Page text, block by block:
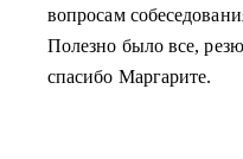
вопросам
Полезно было все,
спасибо Маргарите.